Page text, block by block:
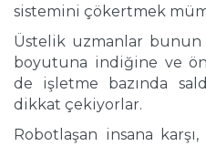
sistemini çökertmek
Üstelik uzmanlar
boyutuna indiğine ve
de işletme bazında
dikkat çekiyorlar.
Robotlaşan insana